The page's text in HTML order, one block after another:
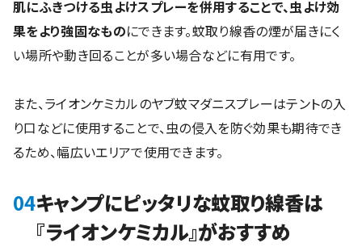
肌にふきつける虫よけスプレーを併用することで、虫よけ効
果をより強固なものにできます。蚊取り線香の煙が届きにく
い場所や動き回ることが多い場合などに有用です。
また、ライオンケミカルのヤブ蚊マダニスプレーはテントの入
り口などに使用することで、虫の侵入を防ぐ効果も期待でき
るため、幅広いエリアで使用できます。
04キャンプにピッタリな蚊取り線香は
『ライオンケミカル』がおすすめ